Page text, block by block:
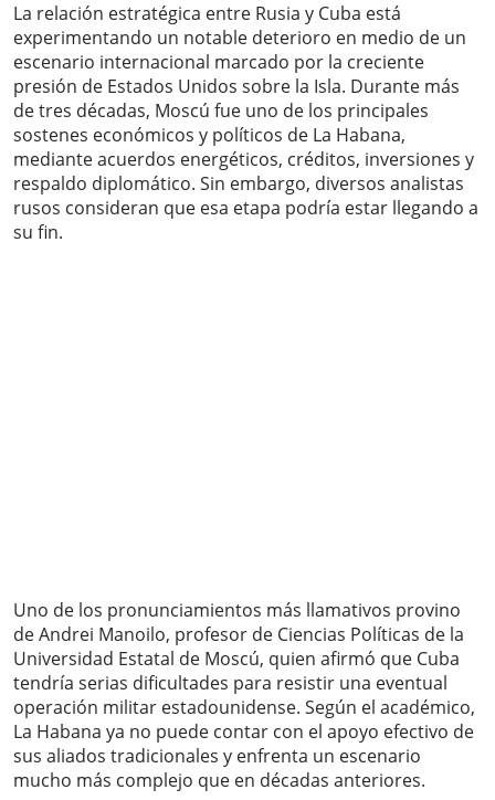
La relación estratégica entre Rusia y Cuba está
experimentando un notable deterioro en medio de un
escenario internacional marcado por la creciente
presión de Estados Unidos sobre la Isla. Durante más
de tres décadas, Moscú fue uno de los principales
sostenes económicos y políticos de La Habana,
mediante acuerdos energéticos, créditos, inversiones y
respaldo diplomático. Sin embargo, diversos analistas
rusos consideran que esa etapa podría estar llegando a
su fin.
Uno de los pronunciamientos más llamativos provino
de Andrei Manoilo, profesor de Ciencias Políticas de la
Universidad Estatal de Moscú, quien afirmó que Cuba
tendría serias dificultades para resistir una eventual
operación militar estadounidense. Según el académico,
La Habana ya no puede contar con el apoyo efectivo de
sus aliados tradicionales y enfrenta un escenario
mucho más complejo que en décadas anteriores.